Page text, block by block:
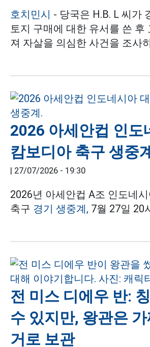
호치민시 - 당국은 H.B. L 씨가
토지 구매에 대한 유서를 쓴 후
져 자살을 의심한 사건을 조사
2026 아세안컵 인도
캄보디아 축구 생중계
| 27/07/2026 - 19:30
2026년 아세안컵 A조 인도네
축구 경기 생중계, 7월 27일 20
전 미스 디에우 반:
수 있지만, 왕관은
거로 보관